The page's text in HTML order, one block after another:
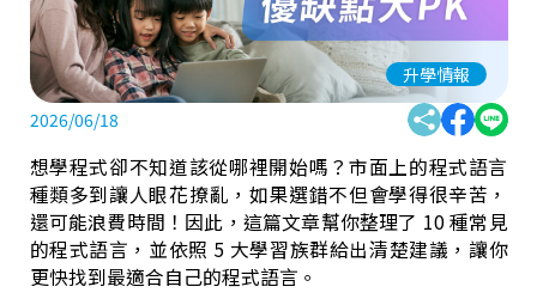
升學情報
2026/06/18
想學程式卻不知道該從哪裡開始嗎？市面上的程式語言
種類多到讓人眼花撩亂，如果選錯不但會學得很辛苦，
還可能浪費時間！因此，這篇文章幫你整理了 10 種常見
的程式語言，並依照 5 大學習族群給出清楚建議，讓你
更快找到最適合自己的程式語言。